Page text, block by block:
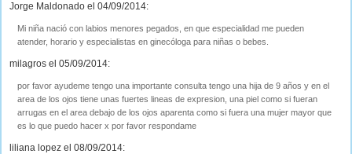
Jorge Maldonado el 04/09/2014:
Mi niña nació con labios menores pegados, en que especialidad me pueden
atender, horario y especialistas en ginecóloga para niñas o bebes.
milagros el 05/09/2014:
por favor ayudeme tengo una importante consulta tengo una hija de 9 años y en el
area de los ojos tiene unas fuertes lineas de expresion, una piel como si fueran
arrugas en el area debajo de los ojos aparenta como si fuera una mujer mayor que
es lo que puedo hacer x por favor respondame
liliana lopez el 08/09/2014: